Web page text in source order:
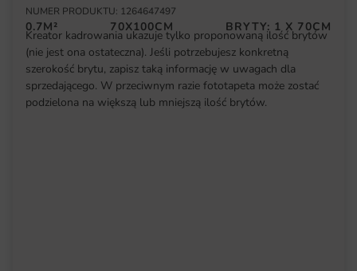
NUMER PRODUKTU: 1264647497
0.7M² 70X100CM BRYTY: 1 X 70CM
Kreator kadrowania ukazuje tylko proponowaną ilość brytów
(nie jest ona ostateczna). Jeśli potrzebujesz konkretną
szerokość brytu, zapisz taką informację w uwagach dla
sprzedającego. W przeciwnym razie fototapeta może zostać
podzielona na większą lub mniejszą ilość brytów.